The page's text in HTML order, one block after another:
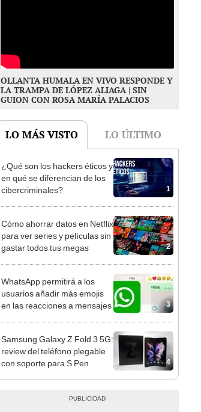
OLLANTA HUMALA EN VIVO RESPONDE Y
LA TRAMPA DE LÓPEZ ALIAGA | SIN
GUION CON ROSA MARÍA PALACIOS
LO MÁS VISTO LO ÚLTIMO
1
¿Qué son los hackers éticos y
en qué se diferencian de los
cibercriminales?
2
Cómo ahorrar datos en Netflix
para ver series y películas sin
gastar todos tus megas
3
WhatsApp permitirá a los
usuarios añadir más emojis
en las reacciones a mensajes
4
Samsung Galaxy Z Fold 3 5G:
review del teléfono plegable
con soporte para S Pen